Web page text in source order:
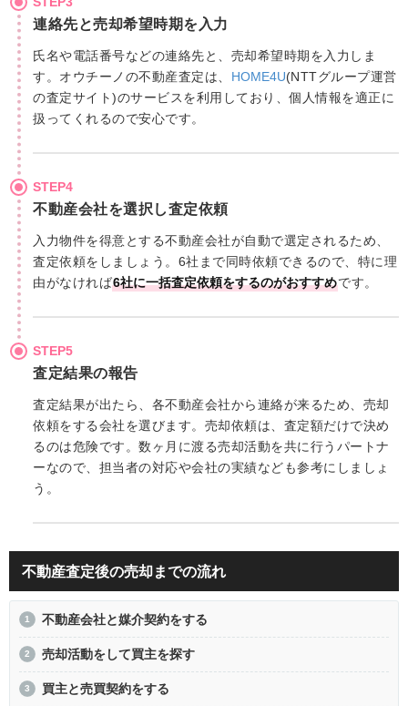
連絡先と売却希望時期を入力
氏名や電話番号などの連絡先と、売却希望時期を入力しま
す。オウチーノの不動産査定は、 HOME4U(NTTグループ運営
の査定サイト)のサービスを利用しており、個人情報を適正に
扱ってくれるので安心です。
STEP4
不動産会社を選択し査定依頼
入力物件を得意とする不動産会社が自動で選定されるため、
査定依頼をしましょう。6社まで同時依頼できるので、特に理
由がなければ6社に一括査定依頼をするのがおすすめです。
STEP5
査定結果の報告
査定結果が出たら、各不動産会社から連絡が来るため、売却
依頼をする会社を選びます。売却依頼は、査定額だけで決め
るのは危険です。数ヶ月に渡る売却活動を共に行うパートナ
ーなので、担当者の対応や会社の実績なども参考にしましょ
う。
不動産査定後の売却までの流れ
不動産会社と媒介契約をする
売却活動をして買主を探す
買主と売買契約をする